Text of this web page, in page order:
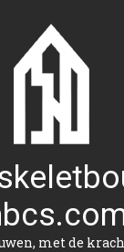
met de